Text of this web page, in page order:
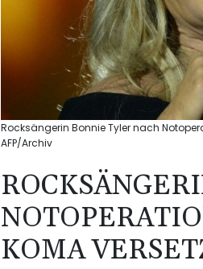
Rocksängerin Bonnie Tyler nach
AFP/Archiv
KOMA